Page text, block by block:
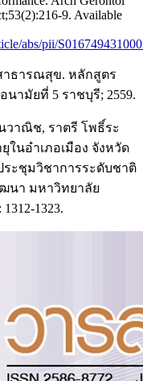
9. Available
abs/pii/
าธารณสุข. หลักสูตร
นามัยที่ 5 ราชบุรี; 2559.
วาณิช, ราตรี โพธิ์ระ
นอำเภอเมือง จังหวัด
ระชุมวิชาการระดับชาติ
นา มหาวิทยาลัย
1323.